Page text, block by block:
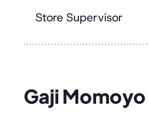
Store Supervisor
Gaji